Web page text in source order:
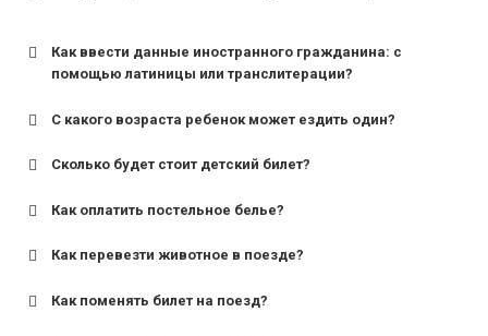
Как ввести данные иностранного гражданина: с
помощью латиницы или транслитерации?
С какого возраста ребенок может ездить один?
для поездов дальнего следования — от 10 лет и
для пригородных поездов — от 7 лет.
Сколько будет стоит детский билет?
Как оплатить постельное белье?
Как перевезти животное в поезде?
Как поменять билет на поезд?